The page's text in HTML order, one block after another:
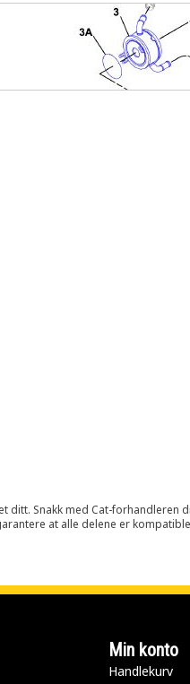
Snakk med Cat-forhandleren
at alle delene er
Min konto
Handlekurv